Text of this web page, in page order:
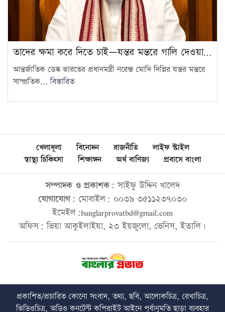
তাদের ক্ষমা করে দিতে চাই—যন্তর মন্তরে গালি দেওয়া…
আন্তর্জাতিক ডেস্ক ভারতের প্রধানমন্ত্রী নরেন্দ্র মোদি দিল্লির যন্তর মন্তরে
সাম্প্রতিক...বিস্তারিত
খেলাধুলা বিনোদন রাজনীতি
লাইফ স্টাইল
স্বাস্থ্য চিকিৎসা
শিক্ষাঙ্গন অর্থ বাণিজ্য প্রবাসে বাংলা
সম্পাদক ও প্রকাশক: সাইফু উদ্দিন খালেদ
যোগাযোগ: মোবাইল: ০০৩৯ ৩৫১১২৩৭০৩০
ইমেইল:banglarprovatbd@gmail.com
অফিস: ভিয়া আকুইলাইয়া, ২৩ ইয়জুলো, ভেনিস, ইতালি।
প্রকাশিত/প্রচারিত কোনো সংবাদ, তথ্য, ছবি, আলোকচিত্র, রেখাচিত্র,
ভিডিওচিত্র, অডিও কনটেন্ট কপিরাইট আইনে পূর্বানুমতি ছাড়া ব্যবহার